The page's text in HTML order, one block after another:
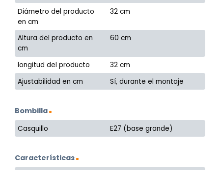
Diámetro del producto
en cm
32 cm
Altura del producto en
cm
60 cm
longitud del producto
32 cm
Ajustabilidad en cm
Sí, durante el montaje
Bombilla
Casquillo E27 (base grande)
Características